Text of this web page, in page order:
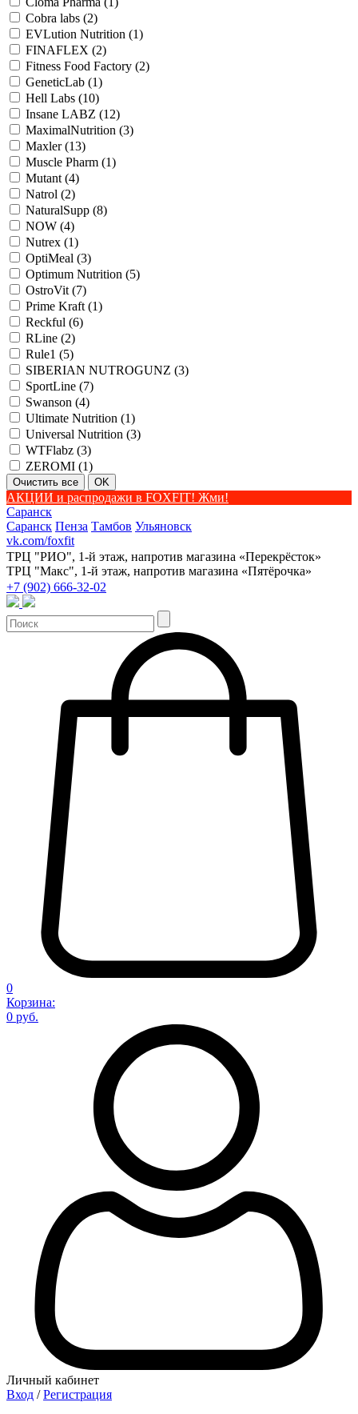
Cobra labs (2)
EVLution Nutrition (1)
FINAFLEX (2)
Fitness Food Factory (2)
GeneticLab (1)
Hell Labs (10)
Insane LABZ (12)
MaximalNutrition (3)
Maxler (13)
Muscle Pharm (1)
Mutant (4)
Natrol (2)
NaturalSupp (8)
NOW (4)
Nutrex (1)
OptiMeal (3)
Optimum Nutrition (5)
OstroVit (7)
Prime Kraft (1)
Reckful (6)
RLine (2)
Rule1 (5)
SIBERIAN NUTROGUNZ (3)
SportLine (7)
Swanson (4)
Ultimate Nutrition (1)
Universal Nutrition (3)
WTFlabz (3)
ZEROMI (1)
АКЦИИ и распродажи в FOXFIT! Жми!
Саранск
Саранск Пенза Тамбов Ульяновск
vk.com/foxfit
ТРЦ "РИО", 1-й этаж, напротив магазина «Перекрёсток»
ТРЦ "Макс", 1-й этаж, напротив магазина «Пятёрочка»
+7 (902) 666-32-02
0
Корзина:
0 руб.
Личный кабинет
Вход / Регистрация